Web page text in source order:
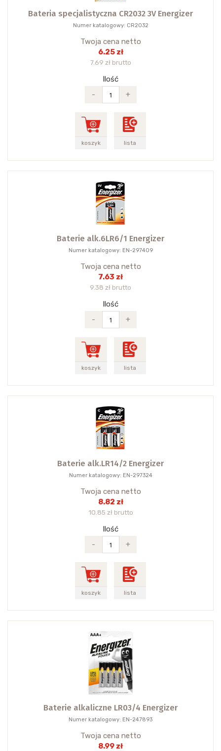
Bateria specjalistyczna CR2032 3V Energizer
Numer katalogowy: CR2032
Twoja cena netto
6.25 zł
7.69 zł brutto
Ilość
-
+
koszyk lista
Baterie alk.6LR6/1 Energizer
Numer katalogowy: EN-297409
Twoja cena netto
7.63 zł
9.38 zł brutto
Ilość
-
+
koszyk lista
Baterie alk.LR14/2 Energizer
Numer katalogowy: EN-297324
Twoja cena netto
8.82 zł
10.85 zł brutto
Ilość
-
+
koszyk lista
Baterie alkaliczne LR03/4 Energizer
Numer katalogowy: EN-247893
Twoja cena netto
8.99 zł